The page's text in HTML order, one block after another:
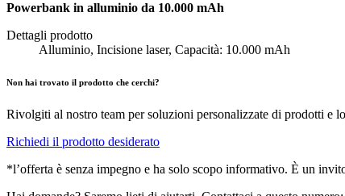
Powerbank in alluminio da 10.000 mAh
Dettagli prodotto
Alluminio, Incisione laser, Capacità: 10.000 mAh
Non hai trovato il prodotto che cerchi?
Rivolgiti al nostro team per soluzioni personalizzate di prodotti e
Richiedi il prodotto desiderato
*l’offerta è senza impegno e ha solo scopo informativo. È un